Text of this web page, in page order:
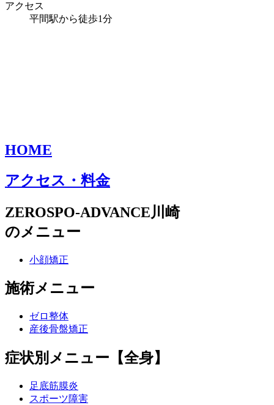
アクセス
平間駅から徒歩1分
HOME
アクセス・料金
ZEROSPO-ADVANCE川崎
のメニュー
小顔矯正
施術メニュー
ゼロ整体
産後骨盤矯正
症状別メニュー【全身】
足底筋膜炎
スポーツ障害